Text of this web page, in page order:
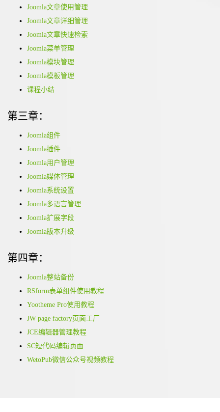
Joomla文章使用管理
Joomla文章详细管理
Joomla文章快速检索
Joomla菜单管理
Joomla模块管理
Joomla模板管理
课程小结
第三章：
Joomla组件
Joomla插件
Joomla用户管理
Joomla媒体管理
Joomla系统设置
Joomla多语言管理
Joomla扩展字段
Joomla版本升级
第四章：
Joomla整站备份
RSform表单组件使用教程
Yootheme Pro使用教程
JW page factory页面工厂
JCE编辑器管理教程
SC短代码编辑页面
WetoPub微信公众号视频教程